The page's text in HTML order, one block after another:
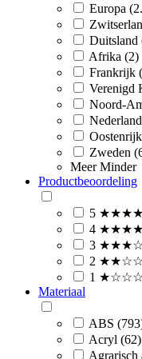
Europa
Duitsland
Afrika (2)
Frankrijk
Verenigd
Noord-
Zweden
Meer Minder
Productbeoordeling
5
4
3
2
1
Materiaal
ABS
Acryl (62)
Agrarisch